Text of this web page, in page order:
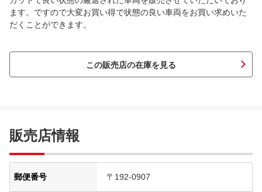
ます。ですので大変お買い得で状態の良い車両をお買い求めいた
だくことができます。
この販売店の在庫を見る
販売店情報
郵便番号 〒192-0907